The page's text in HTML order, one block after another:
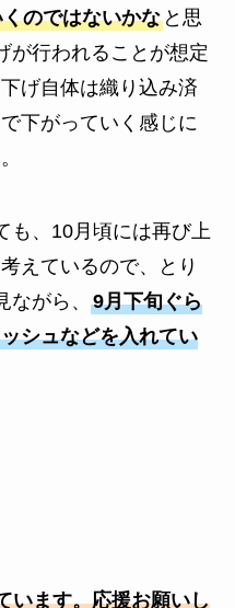
のではないかなと思
が行われることが想定
げ自体は織り込み済
下がっていく感じに
も、10月頃には再び上
えているので、とり
がら、 9月下旬ぐら
シュなどを入れてい
ます。応援お願いし